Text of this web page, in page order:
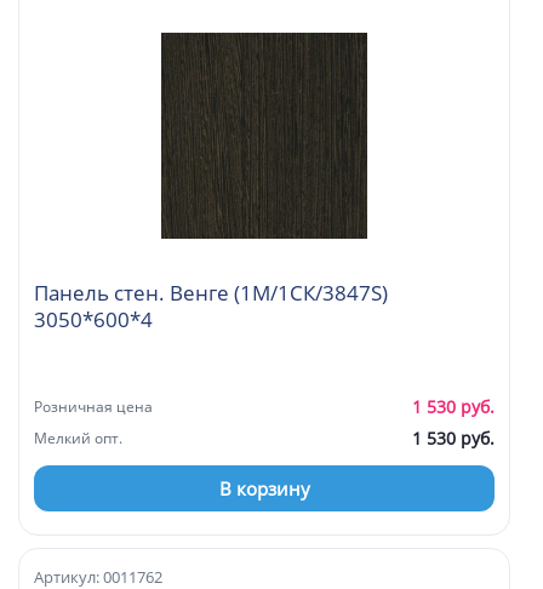
Панель стен. Венге (1М/1СК/3847S)
3050*600*4
Розничная цена 1 530 руб.
Мелкий опт. 1 530 руб.
В корзину
Артикул: 0011762